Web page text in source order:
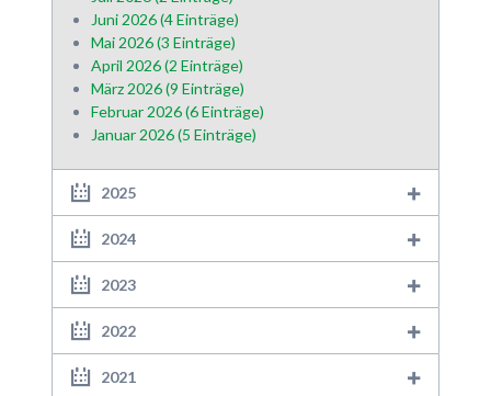
Juni 2026 (4 Einträge)
Mai 2026 (3 Einträge)
April 2026 (2 Einträge)
März 2026 (9 Einträge)
Februar 2026 (6 Einträge)
Januar 2026 (5 Einträge)
2025
2024
2023
2022
2021